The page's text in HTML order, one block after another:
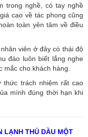
trong nghề, có tay nghề
cao về tác phong cũng
toàn yên tâm về điều
viên ở đây có thái độ
đáo luôn biết lắng nghe
cho khách hàng.
trách nhiệm rất cao
mình đúng thời hạn khi
LẠNH THỦ DẦU MỘT